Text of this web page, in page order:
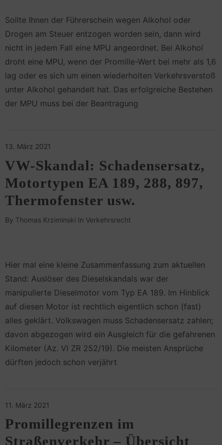
Sollte Ihnen der Führerschein wegen Alkohol oder
Drogen am Steuer entzogen worden sein, dann wird
nicht in jedem Fall eine MPU angeordnet. Bei Alkohol
droht eine MPU, wenn der Promille-Wert bei mehr als 1,6
lag oder es sich um einen wiederholten Verkehrsverstoß
unter Alkohol gehandelt hat. Das erfolgreiche Bestehen
der MPU muss bei der Beantragung
13. März 2021
VW-Skandal: Schadensersatz,
Motortypen EA 189, 288, 897,
Thermofenster usw.
By Thomas Krziminski In Verkehrsrecht
Hier mal eine kleine Zusammenfassung zum aktuellen
Stand: Auslöser des Dieselskandals war der
manipulierte Dieselmotor vom Typ EA 189. Im Hinblick
auf diesen Motor ist rechtlich eigentlich schon (fast)
alles geklärt. Volkswagen muss Schadensersatz zahlen;
davon abgezogen wird ein Ausgleich für die gefahrenen
Kilometer (Az. VI ZR 252/19). Die meisten Ansprüche
dürften jedoch schon verjährt
11. März 2021
Promillegrenzen im
Straßenverkehr – Übersicht